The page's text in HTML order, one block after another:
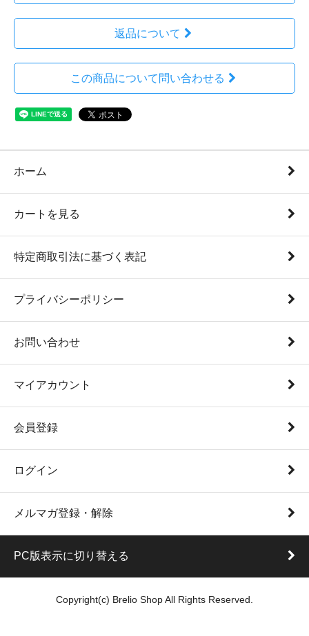
返品について
この商品について問い合わせる
ホーム
カートを見る
特定商取引法に基づく表記
プライバシーポリシー
お問い合わせ
マイアカウント
会員登録
ログイン
メルマガ登録・解除
PC版表示に切り替える
Copyright(c) Brelio Shop All Rights Reserved.